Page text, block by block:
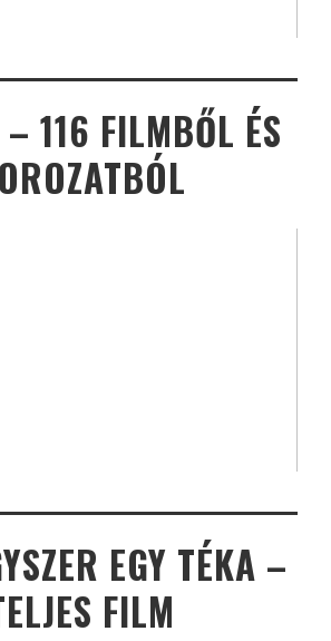
116 FILMBŐL ÉS
EGY TÉKA –
FILM